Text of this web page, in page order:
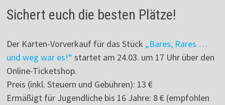
Sichert euch die besten Plätze!
Der Karten-Vorverkauf für das Stück „Bares, Rares …
und weg war es!“ startet am 24.03. um 17 Uhr über den
Online-Ticketshop.
Preis (inkl. Steuern und Gebühren): 13 €
Ermäßigt für Jugendliche bis 16 Jahre: 8 € (empfohlen